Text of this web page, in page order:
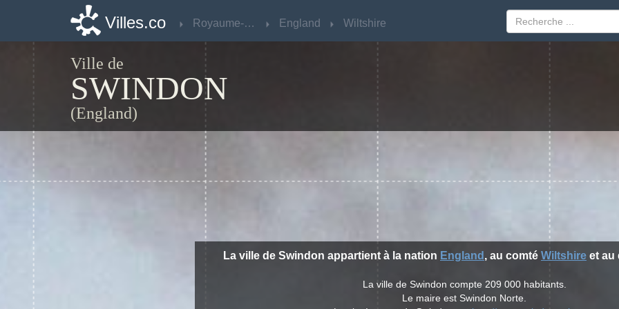
Villes.co Royaume-Uni England Wiltshire
Ville de
SWINDON
(England)
La ville de Swindon appartient à la nation England , au comté Wiltshire et au
La ville de Swindon compte 209 000 habitants.
Le maire est Swindon Norte.
Villes.co Royaume-Uni England Wiltshire